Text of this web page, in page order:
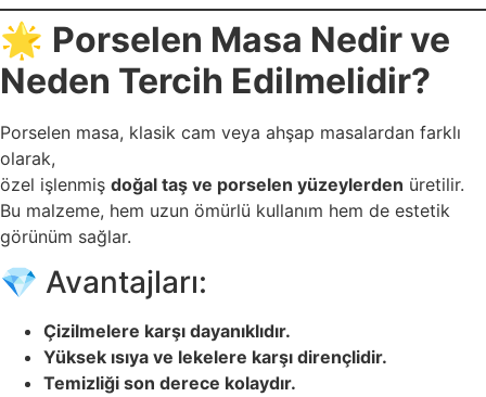
🌟 Porselen Masa Nedir ve
Neden Tercih Edilmelidir?
Porselen masa, klasik cam veya ahşap masalardan farklı
olarak,
özel işlenmiş doğal taş ve porselen yüzeylerden üretilir.
Bu malzeme, hem uzun ömürlü kullanım hem de estetik
görünüm sağlar.
💎 Avantajları:
Çizilmelere karşı dayanıklıdır.
Yüksek ısıya ve lekelere karşı dirençlidir.
Temizliği son derece kolaydır.